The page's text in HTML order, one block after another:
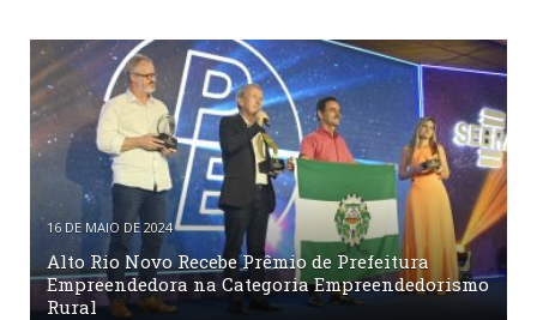
16 DE MAIO DE 2024
Alto Rio Novo Recebe Prêmio de Prefeitura
Empreendedora na Categoria Empreendedorismo
Rural